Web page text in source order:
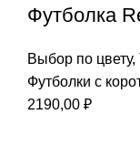
Футболка
Выбор по цвету,
Футболки с
2190,00 ₽